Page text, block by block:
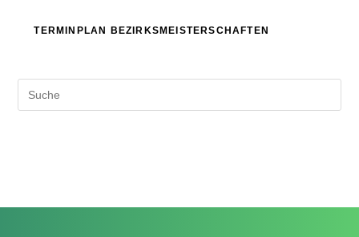
TERMINPLAN BEZIRKSMEISTERSCHAFTEN